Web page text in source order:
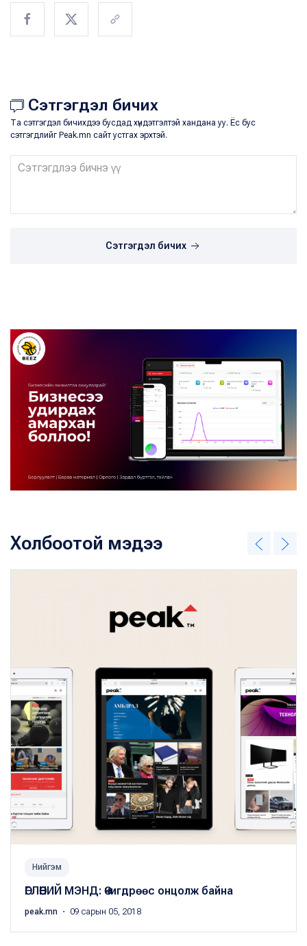
Сэтгэгдэл бичих
Та сэтгэгдэл бичихдээ бусдад хүндэтгэлтэй хандана уу. Ёс бус
сэтгэгдлийг Peak.mn сайт устгах эрхтэй.
Сэтгэгдэл бичих
Холбоотой мэдээ
Нийгэм
ӨГЛӨӨНИЙ МЭНД: Өчигдрөөс онцолж байна
peak.mn ・ 09 сарын 05, 2018